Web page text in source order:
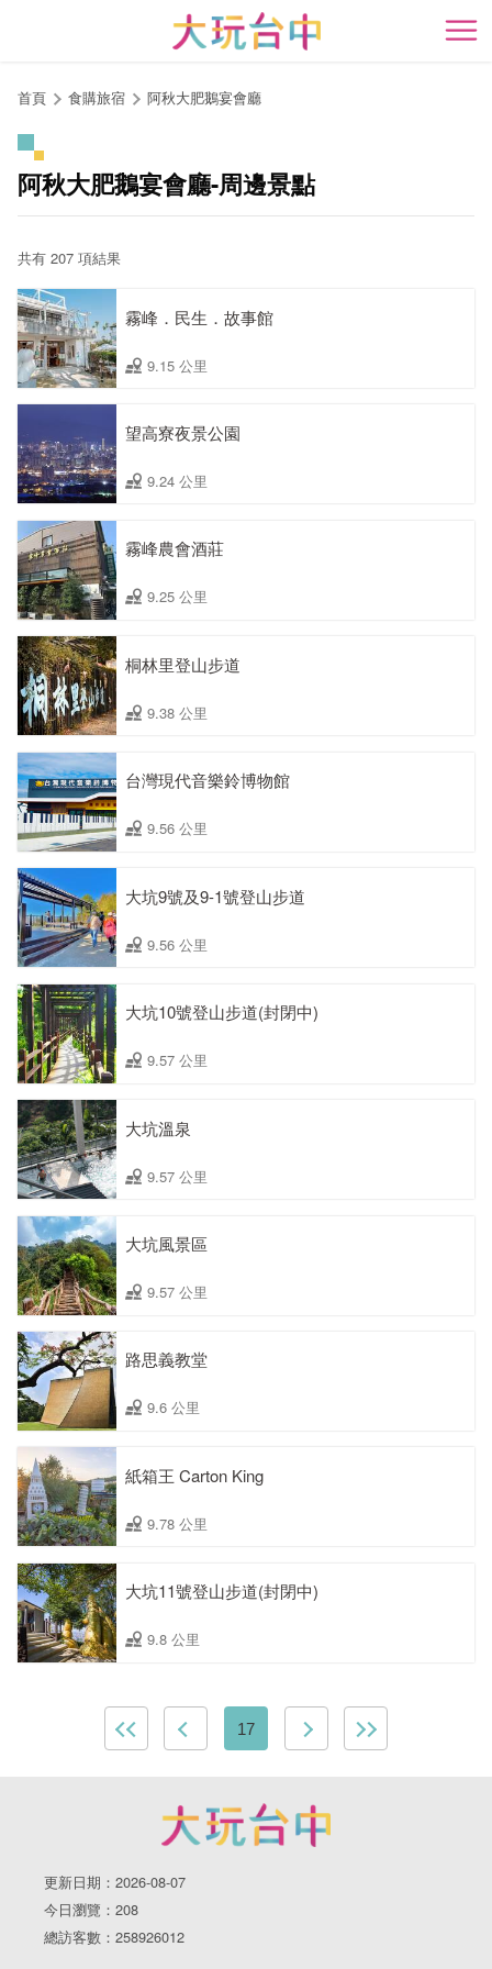
開
首頁 食購旅宿 阿秋大肥鵝宴會廳
阿秋大肥鵝宴會廳-周邊景點
共有 207 項結果
霧峰．民生．故事館
9.15 公里
望高寮夜景公園
9.24 公里
霧峰農會酒莊
9.25 公里
桐林里登山步道
9.38 公里
台灣現代音樂鈴博物館
9.56 公里
大坑9號及9-1號登山步道
9.56 公里
大坑10號登山步道(封閉中)
9.57 公里
大坑溫泉
9.57 公里
大坑風景區
9.57 公里
路思義教堂
9.6 公里
紙箱王 Carton King
9.78 公里
大坑11號登山步道(封閉中)
9.8 公里
17
更新日期：2026-08-07
今日瀏覽：208
總訪客數：258926012